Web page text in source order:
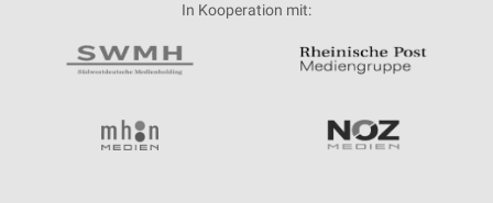
In Kooperation mit: